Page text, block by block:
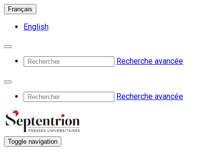
Français
English
Recherche avancée
Recherche avancée
Toggle navigation